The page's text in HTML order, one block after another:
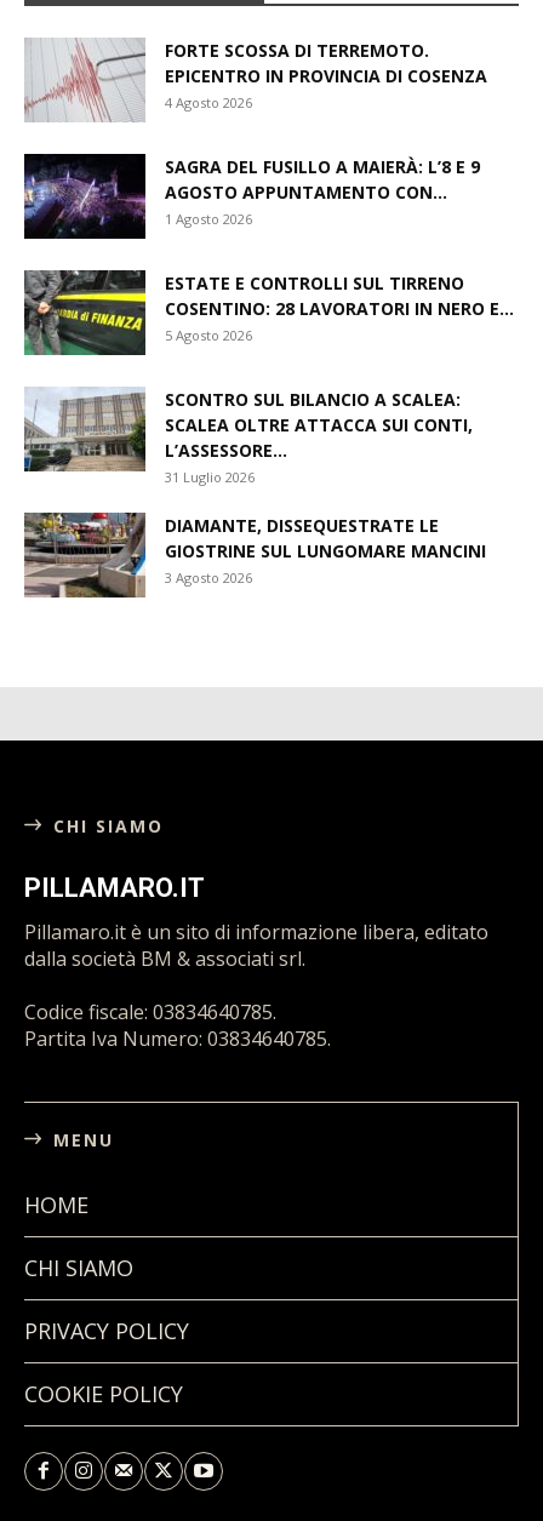
FORTE SCOSSA DI TERREMOTO.
EPICENTRO IN PROVINCIA DI COSENZA
4 Agosto 2026
SAGRA DEL FUSILLO A MAIERÀ: L’8 E 9
AGOSTO APPUNTAMENTO CON...
1 Agosto 2026
ESTATE E CONTROLLI SUL TIRRENO
COSENTINO: 28 LAVORATORI IN NERO E...
5 Agosto 2026
SCONTRO SUL BILANCIO A SCALEA:
SCALEA OLTRE ATTACCA SUI CONTI,
L’ASSESSORE...
31 Luglio 2026
DIAMANTE, DISSEQUESTRATE LE
GIOSTRINE SUL LUNGOMARE MANCINI
3 Agosto 2026
CHI SIAMO
PILLAMARO.IT
Pillamaro.it è un sito di informazione libera, editato
dalla società BM & associati srl.
Codice fiscale: 03834640785.
Partita Iva Numero: 03834640785.
MENU
HOME
CHI SIAMO
PRIVACY POLICY
COOKIE POLICY